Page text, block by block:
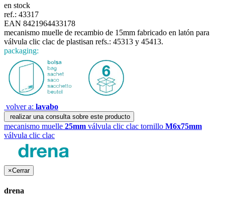
en stock
ref.: 43317
EAN 8421964433178
mecanismo muelle de recambio de 15mm fabricado en latón para
válvula clic clac de plastisan refs.: 45313 y 45413.
packaging:
volver a: lavabo
realizar una consulta sobre este producto
mecanismo muelle 25mm válvula clic clac tornillo M6x75mm
válvula clic clac
×Cerrar
drena